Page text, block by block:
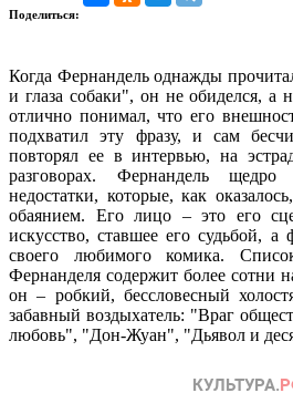
Поделиться:
Когда Фернандель однажды
и глаза собаки", он не обиделся, а
отлично понимал, что его
подхватил эту фразу, и сам
повторял ее в интервью, на
разговорах. Фернандель
недостатки, которые, как
обаянием. Его лицо – это его
искусство, ставшее его судьбой, а
своего любимого комика.
Фернанделя содержит более сотни
он – робкий, бессловесный
забавный воздыхатель: "Враг
любовь", "Дон-Жуан", "Дьявол и